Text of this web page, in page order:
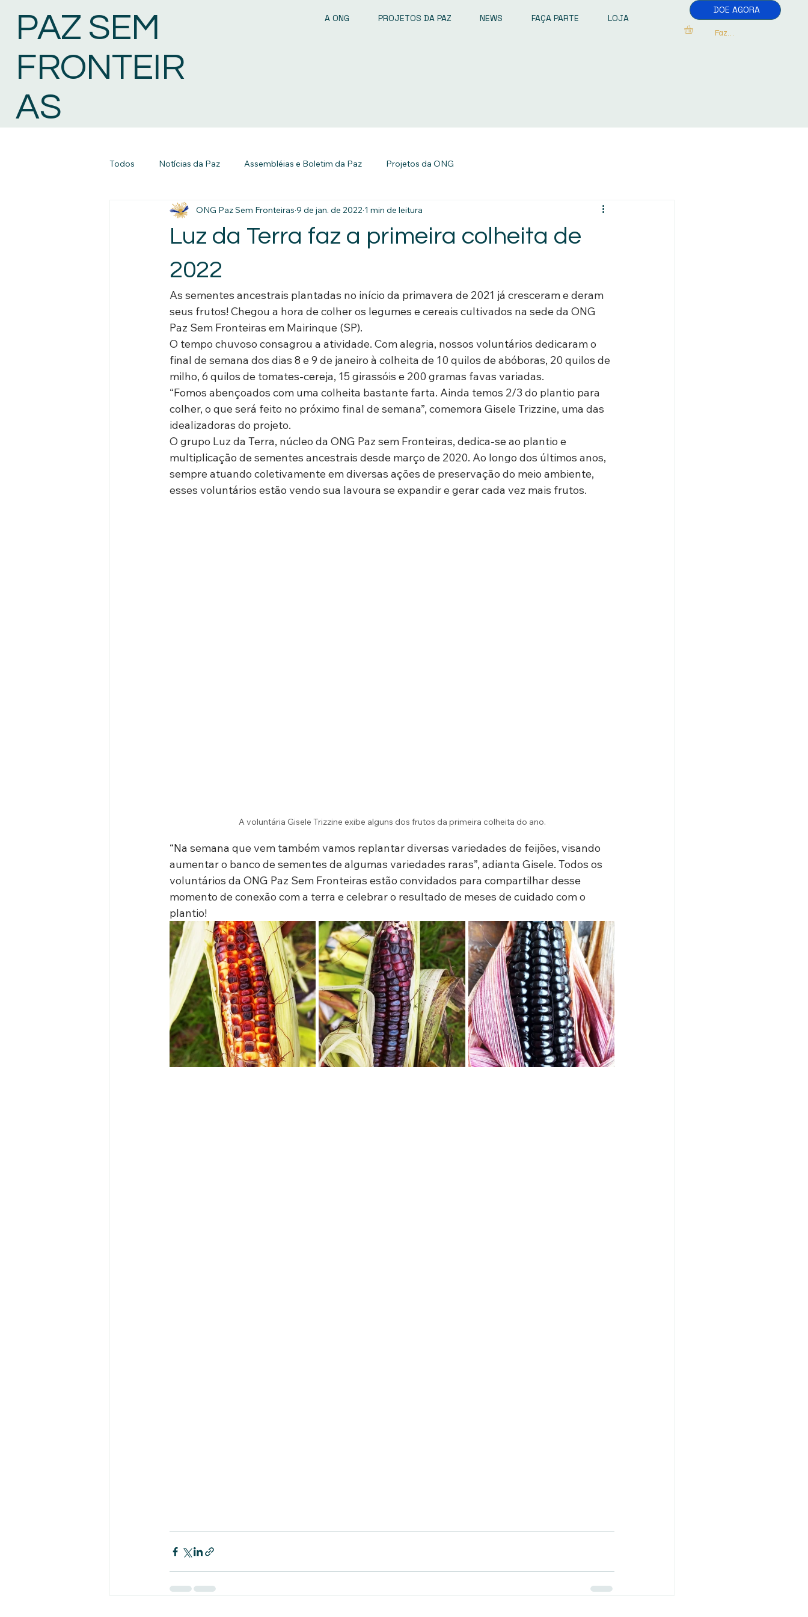
PAZ SEM
FRONTEIR
AS
A ONG PROJETOS DA PAZ NEWS FAÇA PARTE LOJA
DOE AGORA
Fazer Login
Todos Notícias da Paz Assembléias e Boletim da Paz Projetos da ONG
Luz da Terra faz a primeira colheita de
2022
ONG Paz Sem Fronteiras 9 de jan. de 2022 1 min de leitura
As sementes ancestrais plantadas no início da primavera de 2021 já cresceram e deram
seus frutos! Chegou a hora de colher os legumes e cereais cultivados na sede da ONG
Paz Sem Fronteiras em Mairinque (SP).
O tempo chuvoso consagrou a atividade. Com alegria, nossos voluntários dedicaram o
final de semana dos dias 8 e 9 de janeiro à colheita de 10 quilos de abóboras, 20 quilos de
milho, 6 quilos de tomates-cereja, 15 girassóis e 200 gramas favas variadas.
“Fomos abençoados com uma colheita bastante farta. Ainda temos 2/3 do plantio para
colher, o que será feito no próximo final de semana”, comemora Gisele Trizzine, uma das
idealizadoras do projeto.
O grupo Luz da Terra, núcleo da ONG Paz sem Fronteiras, dedica-se ao plantio e
multiplicação de sementes ancestrais desde março de 2020. Ao longo dos últimos anos,
sempre atuando coletivamente em diversas ações de preservação do meio ambiente,
esses voluntários estão vendo sua lavoura se expandir e gerar cada vez mais frutos.
A voluntária Gisele Trizzine exibe alguns dos frutos da primeira colheita do ano.
“Na semana que vem também vamos replantar diversas variedades de feijões, visando
aumentar o banco de sementes de algumas variedades raras”, adianta Gisele. Todos os
voluntários da ONG Paz Sem Fronteiras estão convidados para compartilhar desse
momento de conexão com a terra e celebrar o resultado de meses de cuidado com o
plantio!